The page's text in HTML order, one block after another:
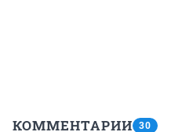
КОММЕНТАРИИ 30